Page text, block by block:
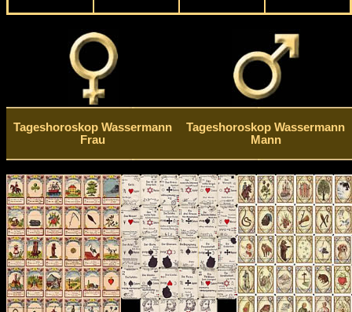
Tageshoroskop Wassermann
Frau
Tageshoroskop Wassermann
Mann